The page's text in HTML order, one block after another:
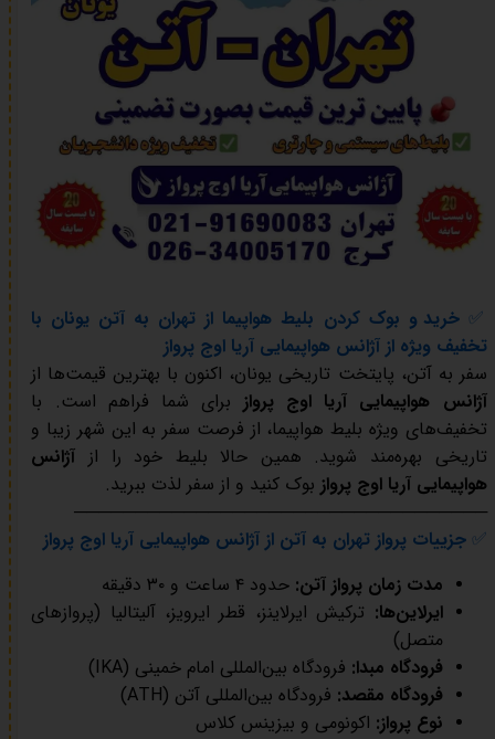
✅خرید و بوک کردن بلیط هواپیما از تهران به آتن یونان با
تخفیف ویژه از آژانس هواپیمایی آریا اوج پرواز
سفر به آتن، پایتخت تاریخی یونان، اکنون با بهترین قیمت‌ها از
آژانس هواپیمایی آریا اوج پرواز برای شما فراهم است. با
تخفیف‌های ویژه بلیط هواپیما، از فرصت سفر به این شهر زیبا و
تاریخی بهره‌مند شوید. همین حالا بلیط خود را از آژانس
هواپیمایی آریا اوج پرواز بوک کنید و از سفر لذت ببرید.
──────────────────────────────────
✅جزییات پرواز تهران به آتن از آژانس هواپیمایی آریا اوج پرواز
مدت زمان پرواز آتن: حدود ۴ ساعت و ۳۰ دقیقه
ایرلاین‌ها: ترکیش ایرلاینز، قطر ایرویز، آلیتالیا (پروازهای
متصل)
فرودگاه مبدا: فرودگاه بین‌المللی امام خمینی (IKA)
فرودگاه مقصد: فرودگاه بین‌المللی آتن (ATH)
نوع پرواز: اکونومی و بیزینس کلاس